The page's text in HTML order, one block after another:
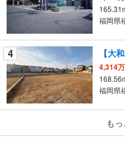
に
存
す
る
福岡県
4
4,314
福岡県
成
福岡
も